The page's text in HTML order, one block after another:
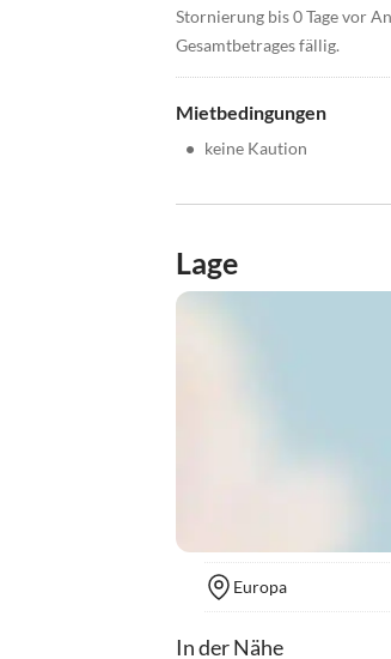
Stornierung bis 0 Tage vor
Gesamtbetrages fällig.
Mietbedingungen
• keine Kaution
Lage
Europa
In der Nähe